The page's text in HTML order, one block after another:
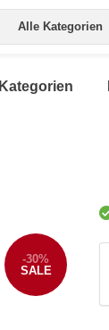
Alle Kategorien
Kategorien
-30%
SALE